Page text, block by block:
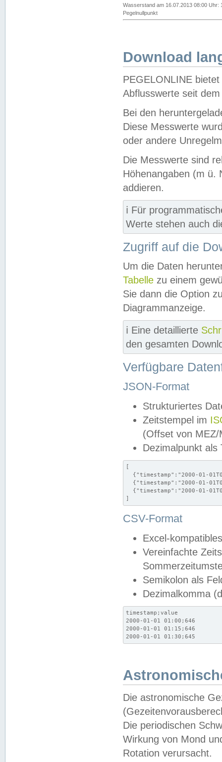
Wasserstand am 16.07.2013 08:00 Uhr:
Pegelnullpunkt
Download
PEGELONLINE
Abflusswerte seit
Bei den
Diese Messwerte
oder andere
Die Messwerte sind
Höhenangaben (m ü.
addieren.
ℹ️ Für
Werte stehen auch
Zugriff auf die
Um die Daten
Tabelle zu einem
Sie dann die Option
Diagrammanzeige.
ℹ️ Eine detaillierte
den gesamten
Verfügbare
JSON-Format
Strukturiertes
Zeitstempel im
(Offset von MEZ/
Dezimalpunkt als
[
{"timestamp":"2000-01-
{"timestamp":"2000-01-
{"timestamp":"2000-01-
]
CSV-Format
Excel-
Vereinfachte
Semikolon als
Dezimalkomma
timestamp;value
2000-01-01 01:00;646
2000-01-01 01:15;646
2000-01-01 01:30;645
Die astronomische
Die periodischen
Wirkung von Mond
Rotation verursacht.